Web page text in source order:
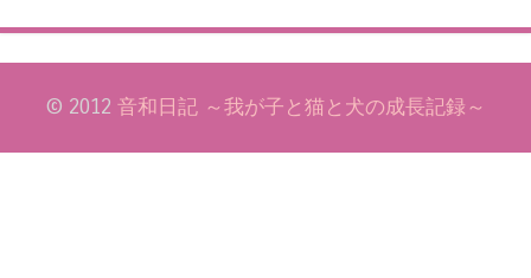
© 2012 音和日記 ～我が子と猫と犬の成長記録～